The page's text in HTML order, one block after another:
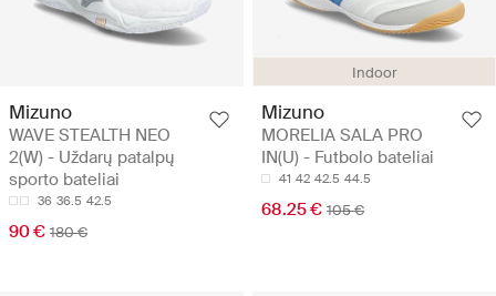
Mizuno
WAVE STEALTH NEO
2(W) - Uždarų patalpų
sporto bateliai
36 36.5 42.5
90 € 180 €
Indoor
Mizuno
MORELIA SALA PRO
IN(U) - Futbolo bateliai
41 42 42.5 44.5
68.25 € 105 €